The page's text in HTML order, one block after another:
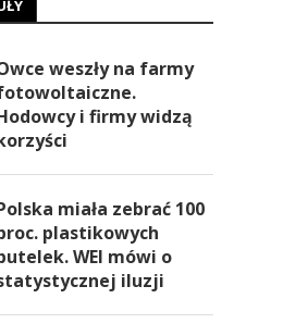
weszły na farmy
i firmy widzą
miała zebrać 100
plastikowych
WEI mówi o
iluzji